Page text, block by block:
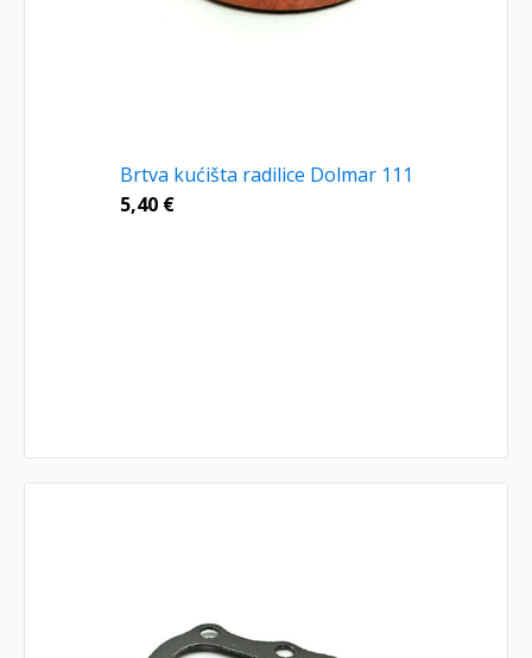
Brtva kućišta radilice Dolmar 111
5,40 €